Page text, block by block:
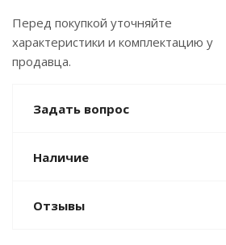
Перед покупкой уточняйте
характеристики и комплектацию у
продавца.
Задать вопрос
Наличие
Отзывы